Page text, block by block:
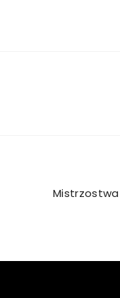
Mistrzostwa